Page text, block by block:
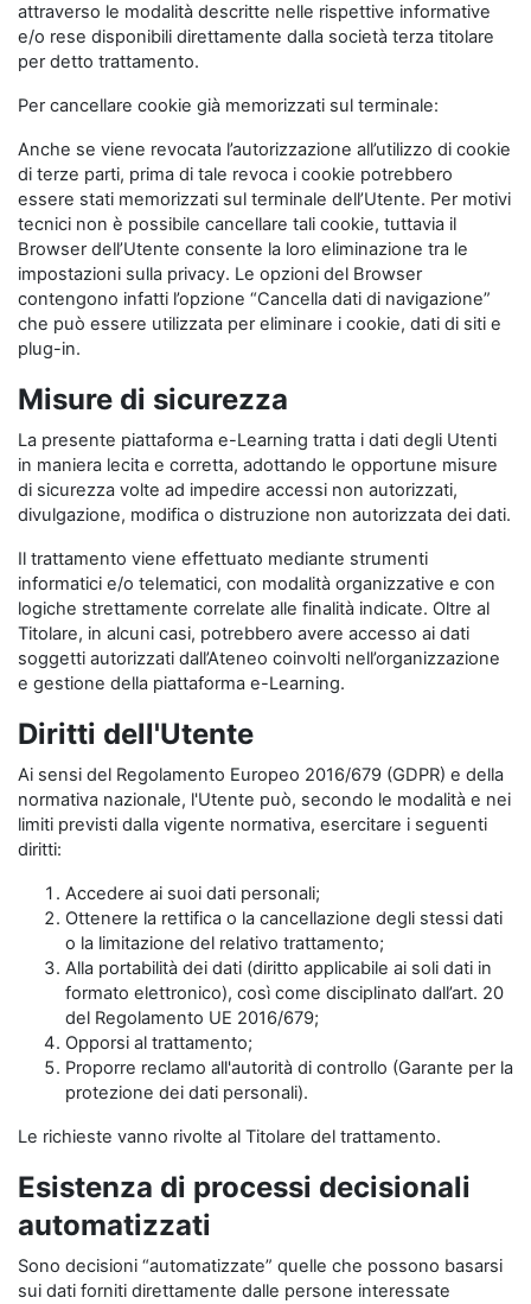
attraverso le modalità descritte nelle rispettive informative
e/o rese disponibili direttamente dalla società terza titolare
per detto trattamento.
Per cancellare cookie già memorizzati sul terminale:
Anche se viene revocata l’autorizzazione all’utilizzo di cookie
di terze parti, prima di tale revoca i cookie potrebbero
essere stati memorizzati sul terminale dell’Utente. Per motivi
tecnici non è possibile cancellare tali cookie, tuttavia il
Browser dell’Utente consente la loro eliminazione tra le
impostazioni sulla privacy. Le opzioni del Browser
contengono infatti l’opzione “Cancella dati di navigazione”
che può essere utilizzata per eliminare i cookie, dati di siti e
plug-in.
Misure di sicurezza
La presente piattaforma e-Learning tratta i dati degli Utenti
in maniera lecita e corretta, adottando le opportune misure
di sicurezza volte ad impedire accessi non autorizzati,
divulgazione, modifica o distruzione non autorizzata dei dati.
Il trattamento viene effettuato mediante strumenti
informatici e/o telematici, con modalità organizzative e con
logiche strettamente correlate alle finalità indicate. Oltre al
Titolare, in alcuni casi, potrebbero avere accesso ai dati
soggetti autorizzati dall’Ateneo coinvolti nell’organizzazione
e gestione della piattaforma e-Learning.
Diritti dell'Utente
Ai sensi del Regolamento Europeo 2016/679 (GDPR) e della
normativa nazionale, l'Utente può, secondo le modalità e nei
limiti previsti dalla vigente normativa, esercitare i seguenti
diritti:
Accedere ai suoi dati personali;
Ottenere la rettifica o la cancellazione degli stessi dati
o la limitazione del relativo trattamento;
Alla portabilità dei dati (diritto applicabile ai soli dati in
formato elettronico), così come disciplinato dall’art. 20
del Regolamento UE 2016/679;
Opporsi al trattamento;
Proporre reclamo all'autorità di controllo (Garante per la
protezione dei dati personali).
Le richieste vanno rivolte al Titolare del trattamento.
Esistenza di processi decisionali
automatizzati
Sono decisioni “automatizzate” quelle che possono basarsi
sui dati forniti direttamente dalle persone interessate